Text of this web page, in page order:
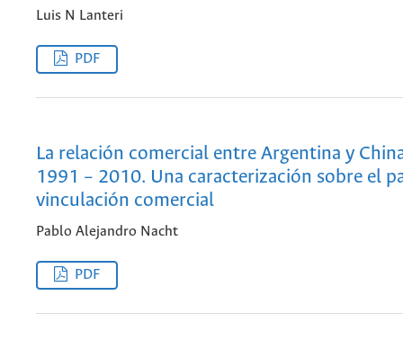
Luis N Lanteri
PDF
La relación comercial entre Argentina y
1991 – 2010. Una caracterización sobre el
vinculación comercial
Pablo Alejandro Nacht
PDF